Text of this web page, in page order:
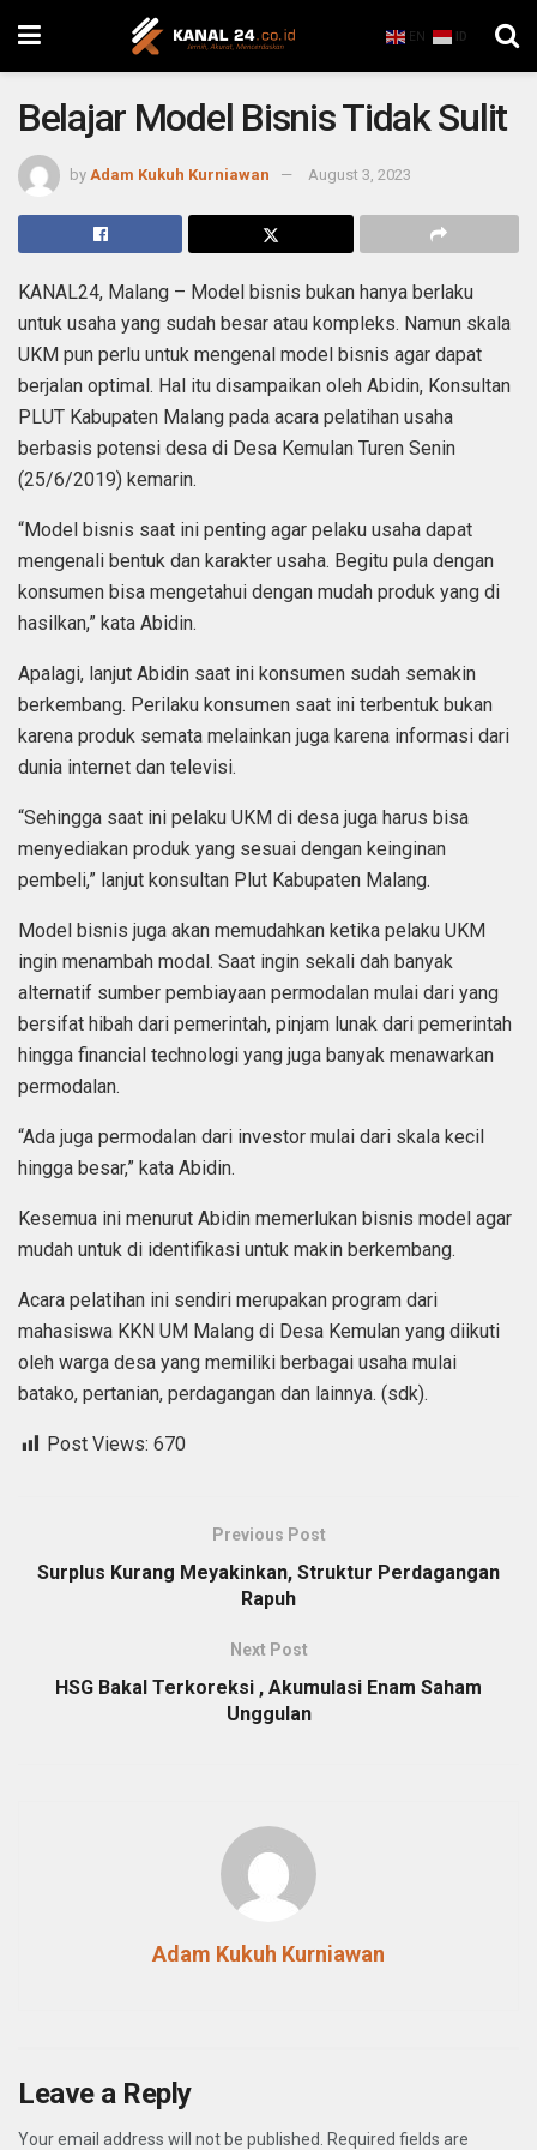
EN ID
Belajar Model Bisnis Tidak Sulit
by Adam Kukuh Kurniawan August 3, 2023
KANAL24, Malang – Model bisnis bukan hanya berlaku
untuk usaha yang sudah besar atau kompleks. Namun skala
UKM pun perlu untuk mengenal model bisnis agar dapat
berjalan optimal. Hal itu disampaikan oleh Abidin, Konsultan
PLUT Kabupaten Malang pada acara pelatihan usaha
berbasis potensi desa di Desa Kemulan Turen Senin
(25/6/2019) kemarin.
“Model bisnis saat ini penting agar pelaku usaha dapat
mengenali bentuk dan karakter usaha. Begitu pula dengan
konsumen bisa mengetahui dengan mudah produk yang di
hasilkan,” kata Abidin.
Apalagi, lanjut Abidin saat ini konsumen sudah semakin
berkembang. Perilaku konsumen saat ini terbentuk bukan
karena produk semata melainkan juga karena informasi dari
dunia internet dan televisi.
“Sehingga saat ini pelaku UKM di desa juga harus bisa
menyediakan produk yang sesuai dengan keinginan
pembeli,” lanjut konsultan Plut Kabupaten Malang.
Model bisnis juga akan memudahkan ketika pelaku UKM
ingin menambah modal. Saat ingin sekali dah banyak
alternatif sumber pembiayaan permodalan mulai dari yang
bersifat hibah dari pemerintah, pinjam lunak dari pemerintah
hingga financial technologi yang juga banyak menawarkan
permodalan.
“Ada juga permodalan dari investor mulai dari skala kecil
hingga besar,” kata Abidin.
Kesemua ini menurut Abidin memerlukan bisnis model agar
mudah untuk di identifikasi untuk makin berkembang.
Acara pelatihan ini sendiri merupakan program dari
mahasiswa KKN UM Malang di Desa Kemulan yang diikuti
oleh warga desa yang memiliki berbagai usaha mulai
batako, pertanian, perdagangan dan lainnya. (sdk).
Post Views: 670
Previous Post
Surplus Kurang Meyakinkan, Struktur Perdagangan
Rapuh
Next Post
HSG Bakal Terkoreksi , Akumulasi Enam Saham
Unggulan
Adam Kukuh Kurniawan
Leave a Reply
Your email address will not be published. Required fields are